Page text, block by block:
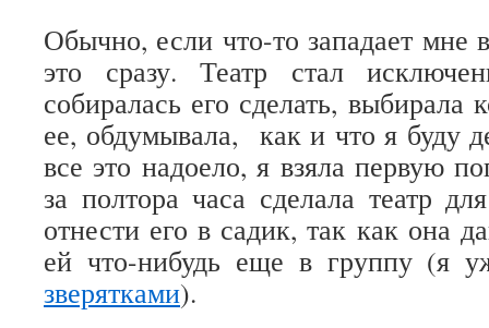
Обычно, если что-то западает
это сразу. Театр стал
собиралась его сделать, выбирала
ее, обдумывала, как и что я буду
все это надоело, я взяла первую
за полтора часа сделала театр
отнести его в садик, так как она
ей что-нибудь еще в группу (я
зверятками).